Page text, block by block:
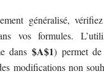
généralisé,
vos formules.
dans$A$1) permet
modifications non